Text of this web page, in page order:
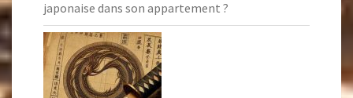
japonaise dans son appartement ?